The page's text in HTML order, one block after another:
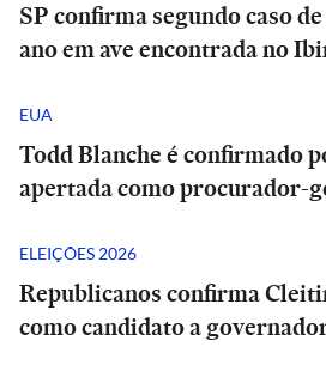
SP confirma segundo caso
ano em ave encontrada no
EUA
Todd Blanche é confirmado
apertada como procurador-
ELEIÇÕES 2026
Republicanos confirma
como candidato a